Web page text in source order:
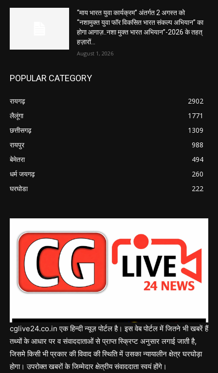
“माय भारत युवा कार्यक्रम” अंतर्गत 2 अगस्त को
“नशामुक्त युवा फॉर विकसित भारत संकल्प अभियान” का
होगा आगाज़..नशा मुक्त भारत अभियान”-2026 के तहत्
हज़ारों...
August 1, 2026
POPULAR CATEGORY
रायगढ़
2902
लैलूंगा
1771
छत्तीसगढ़
1309
रायपुर
988
बेमेतरा
494
धर्म जयगढ़
260
घरघोडा
222
cglive24.co.in एक हिन्दी न्यूज़ पोर्टल है। इस वेब पोर्टल में जितने भी खबरें हैं
तथ्यों के आधार पर व संवाददाताओं से प्राप्त स्क्रिप्ट अनुसार लगाई जाती है,
जिसमे किसी भी प्रकार की विवाद की स्थिति में उसका न्यायालीन क्षेत्र घरघोड़ा
होगा। उपरोक्त खबरों के जिम्मेदार क्षेत्रीय संवाददाता स्वयं होंगे।